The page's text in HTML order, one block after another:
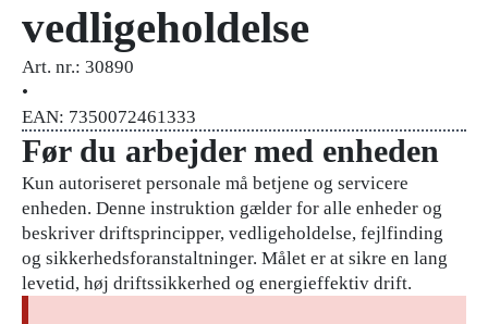
vedligeholdelse
Art. nr.: 30890
•
EAN: 7350072461333
Før du arbejder med enheden
Kun autoriseret personale må betjene og servicere
enheden. Denne instruktion gælder for alle enheder og
beskriver driftsprincipper, vedligeholdelse, fejlfinding
og sikkerhedsforanstaltninger. Målet er at sikre en lang
levetid, høj driftssikkerhed og energieffektiv drift.